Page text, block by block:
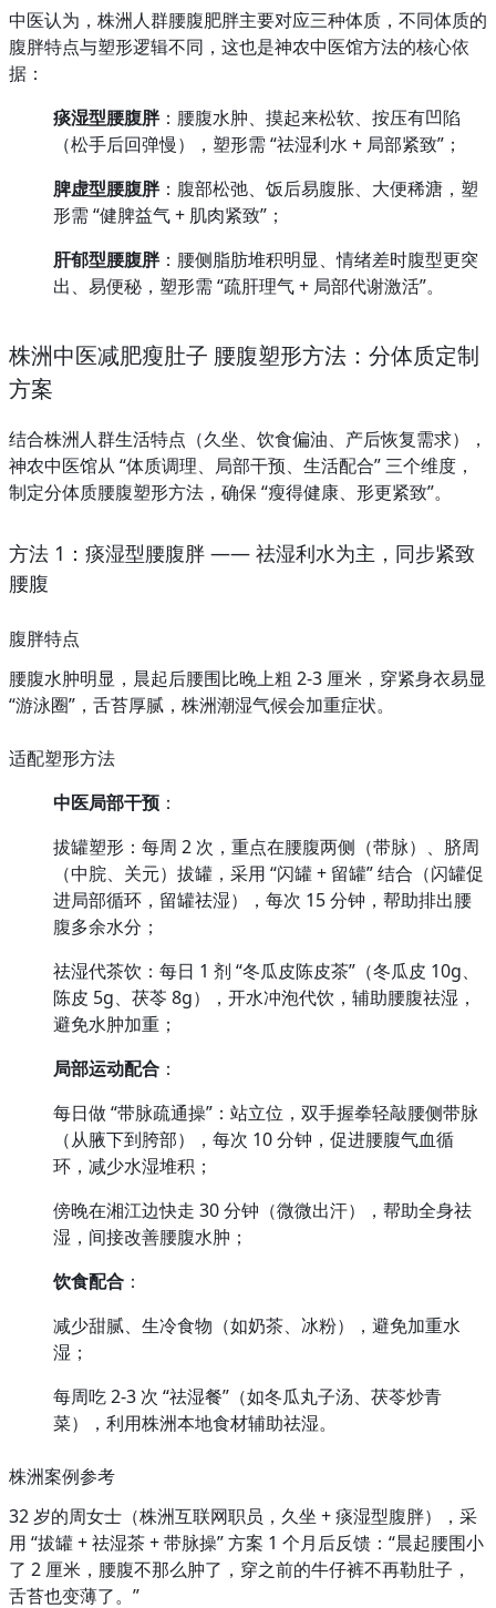
中医认为，株洲人群腰腹肥胖主要对应三种体质，不同体质的
腹胖特点与塑形逻辑不同，这也是神农中医馆方法的核心依
据：
痰湿型腰腹胖：腰腹水肿、摸起来松软、按压有凹陷
（松手后回弹慢），塑形需 “祛湿利水 + 局部紧致”；
脾虚型腰腹胖：腹部松弛、饭后易腹胀、大便稀溏，塑
形需 “健脾益气 + 肌肉紧致”；
肝郁型腰腹胖：腰侧脂肪堆积明显、情绪差时腹型更突
出、易便秘，塑形需 “疏肝理气 + 局部代谢激活”。
株洲中医减肥瘦肚子 腰腹塑形方法：分体质定制
方案
结合株洲人群生活特点（久坐、饮食偏油、产后恢复需求），
神农中医馆从 “体质调理、局部干预、生活配合” 三个维度，
制定分体质腰腹塑形方法，确保 “瘦得健康、形更紧致”。
方法 1：痰湿型腰腹胖 —— 祛湿利水为主，同步紧致
腰腹
腹胖特点
腰腹水肿明显，晨起后腰围比晚上粗 2-3 厘米，穿紧身衣易显
“游泳圈”，舌苔厚腻，株洲潮湿气候会加重症状。
适配塑形方法
中医局部干预 ：
拔罐塑形：每周 2 次，重点在腰腹两侧（带脉）、脐周
（中脘、关元）拔罐，采用 “闪罐 + 留罐” 结合（闪罐促
进局部循环，留罐祛湿），每次 15 分钟，帮助排出腰
腹多余水分；
祛湿代茶饮：每日 1 剂 “冬瓜皮陈皮茶”（冬瓜皮 10g、
陈皮 5g、茯苓 8g），开水冲泡代饮，辅助腰腹祛湿，
避免水肿加重；
局部运动配合 ：
每日做 “带脉疏通操”：站立位，双手握拳轻敲腰侧带脉
（从腋下到胯部），每次 10 分钟，促进腰腹气血循
环，减少水湿堆积；
傍晚在湘江边快走 30 分钟（微微出汗），帮助全身祛
湿，间接改善腰腹水肿；
饮食配合 ：
减少甜腻、生冷食物（如奶茶、冰粉），避免加重水
湿；
每周吃 2-3 次 “祛湿餐”（如冬瓜丸子汤、茯苓炒青
菜），利用株洲本地食材辅助祛湿。
株洲案例参考
32 岁的周女士（株洲互联网职员，久坐 + 痰湿型腹胖），采
用 “拔罐 + 祛湿茶 + 带脉操” 方案 1 个月后反馈：“晨起腰围小
了 2 厘米，腰腹不那么肿了，穿之前的牛仔裤不再勒肚子，
舌苔也变薄了。”